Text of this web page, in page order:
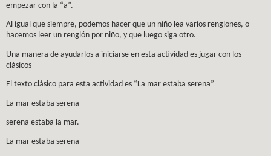
empezar con la “a”.
Al igual que siempre, podemos hacer que un niño lea varios renglones, o
hacemos leer un renglón por niño, y que luego siga otro.
Una manera de ayudarlos a iniciarse en esta actividad es jugar con los
clásicos
El texto clásico para esta actividad es “La mar estaba serena”
La mar estaba serena
serena estaba la mar.
La mar estaba serena